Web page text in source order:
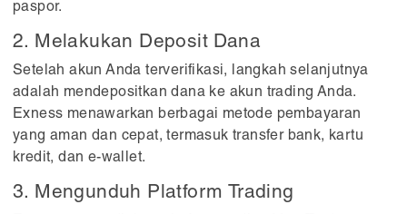
paspor.
2. Melakukan Deposit Dana
Setelah akun Anda terverifikasi, langkah selanjutnya
adalah mendepositkan dana ke akun trading Anda.
Exness menawarkan berbagai metode pembayaran
yang aman dan cepat, termasuk transfer bank, kartu
kredit, dan e-wallet.
3. Mengunduh Platform Trading